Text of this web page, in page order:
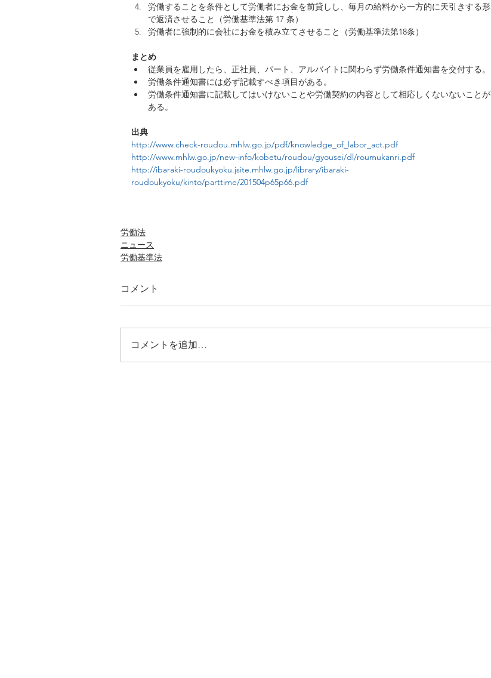
労働することを条件として労働者にお金を前貸しし、毎月の給料から一方的に天引きする形
で返済させること（労働基準法第 17 条）
労働者に強制的に会社にお金を積み立てさせること（労働基準法第18条）
まとめ
従業員を雇用したら、正社員、パート、アルバイトに関わらず労働条件通知書を交付する。
労働条件通知書には必ず記載すべき項目がある。
労働条件通知書に記載してはいけないことや労働契約の内容として相応しくないないことが
ある。
出典
http://www.check-roudou.mhlw.go.jp/pdf/knowledge_of_labor_act.pdf
http://www.mhlw.go.jp/new-info/kobetu/roudou/gyousei/dl/roumukanri.pdf
http://ibaraki-roudoukyoku.jsite.mhlw.go.jp/library/ibaraki-
roudoukyoku/kinto/parttime/201504p65p66.pdf
労働法
ニュース
労働基準法
コメント
コメントを追加…